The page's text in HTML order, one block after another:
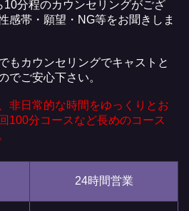
分程のカウンセリングがござ
感帯・願望・NG等をお聞きしま
もカウンセリングでキャストと
でご安心下さい。
非日常的な時間をゆっくりとお
100分コースなど長めのコース
24時間営業